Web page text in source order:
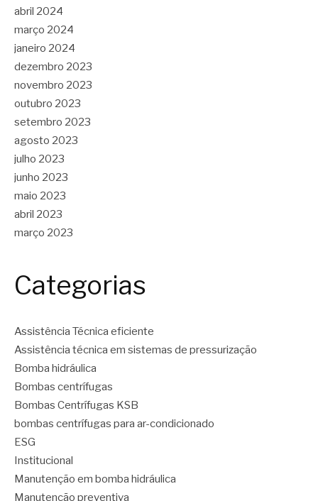
abril 2024
março 2024
janeiro 2024
dezembro 2023
novembro 2023
outubro 2023
setembro 2023
agosto 2023
julho 2023
junho 2023
maio 2023
abril 2023
março 2023
Categorias
Assistência Técnica eficiente
Assistência técnica em sistemas de pressurização
Bomba hidráulica
Bombas centrífugas
Bombas Centrífugas KSB
bombas centrífugas para ar-condicionado
ESG
Institucional
Manutenção em bomba hidráulica
Manutenção preventiva